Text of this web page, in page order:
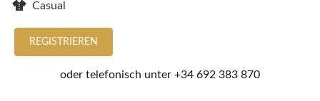
Casual
REGISTRIEREN
oder telefonisch unter +34 692 383 870